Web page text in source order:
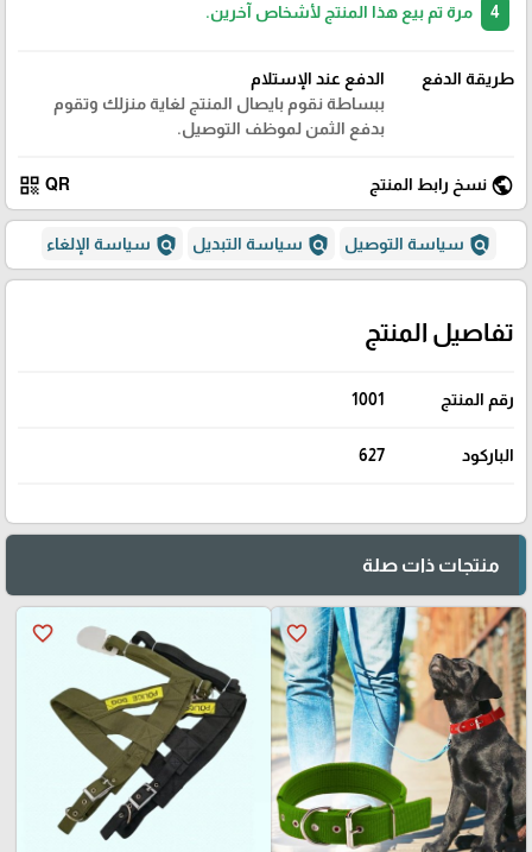
مرة تم بيع هذا المنتج لأشخاص آخرين.
طريقة الدفع
الدفع عند الإستلام
ببساطة نقوم بايصال المنتج لغاية منزلك وتقوم
بدفع الثمن لموظف التوصيل.
public نسخ رابط المنتج QR
qr_code
policy سياسة التوصيل policy سياسة التبديل policy سياسة الإلغاء
تفاصيل المنتج
رقم المنتج 1001
الباركود 627
منتجات ذات صلة
favorite_border
favorite_border